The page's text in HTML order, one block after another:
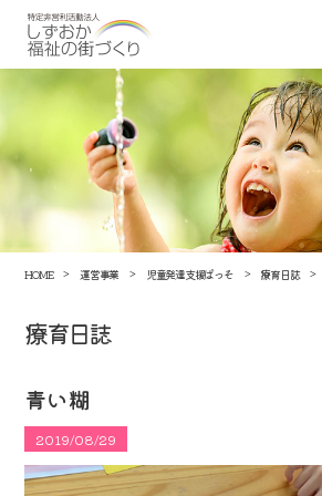
HOME 運営事業 児童発達支援ぱっそ 療育日誌
療育日誌
青い糊
2019/08/29